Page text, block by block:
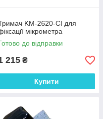
KM-2620-CI для
мікрометра
до відправки
215 ₴
Купити